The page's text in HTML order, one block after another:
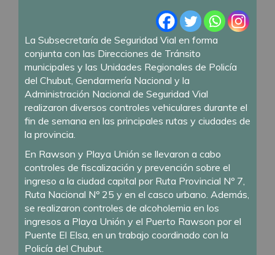
La Subsecretaría de Seguridad Vial en forma
conjunta con las Direcciones de Tránsito
municipales y las Unidades Regionales de Policía
del Chubut, Gendarmería Nacional y la
Administración Nacional de Seguridad Vial
realizaron diversos controles vehiculares durante el
fin de semana en las principales rutas y ciudades de
la provincia.
En Rawson y Playa Unión se llevaron a cabo
controles de fiscalización y prevención sobre el
ingreso a la ciudad capital por Ruta Provincial Nº 7,
Ruta Nacional Nº 25 y en el casco urbano. Además,
se realizaron controles de alcoholemia en los
ingresos a Playa Unión y el Puerto Rawson por el
Puente El Elsa, en un trabajo coordinado con la
Policía del Chubut.